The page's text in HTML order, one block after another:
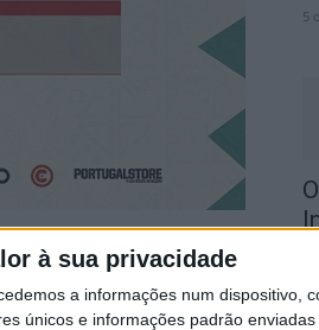
à sua privacidade
a informações num dispositivo,
únicos e informações padrão
Sub-15 Futebol
5